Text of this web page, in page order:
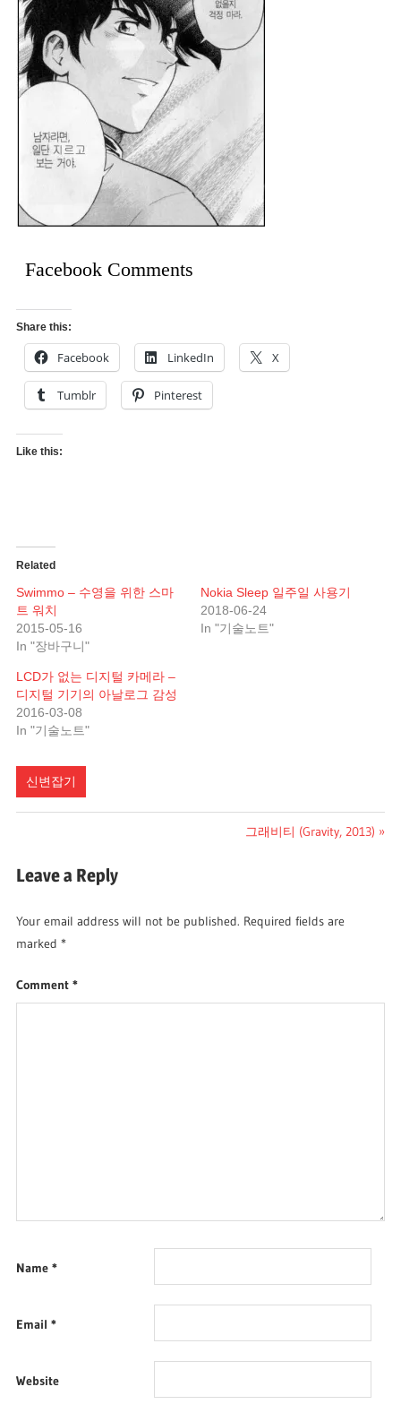
Facebook Comments
Share this:
Facebook LinkedIn X
Tumblr Pinterest
Like this:
Related
Swimmo – 수영을 위한 스마
트 워치
2015-05-16
In "장바구니"
Nokia Sleep 일주일 사용기
2018-06-24
In "기술노트"
LCD가 없는 디지털 카메라 –
디지털 기기의 아날로그 감성
2016-03-08
In "기술노트"
신변잡기
navigation
Next
그래비티 (Gravity, 2013)
Leave a Reply
Your email address will not be published. Required fields are
marked *
Comment *
Name *
Email *
Website